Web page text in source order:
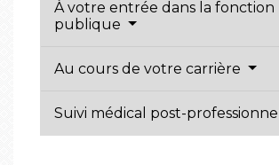
À votre entrée dans la fonction
publique
Au cours de votre carrière
Suivi médical post-professionnel